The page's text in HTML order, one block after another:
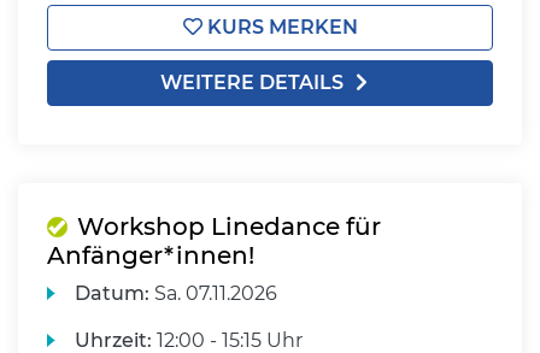
KURS MERKEN
WEITERE DETAILS
Workshop Linedance für
Anfänger*innen!
Datum: Sa. 07.11.2026
Uhrzeit: 12:00 - 15:15 Uhr